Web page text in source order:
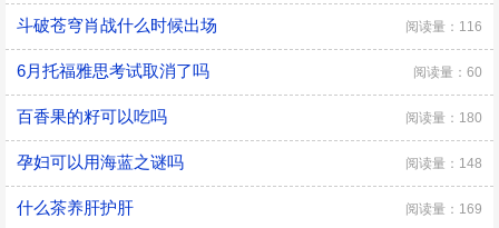
斗破苍穹肖战什么时候出场 阅读量：116
6月托福雅思考试取消了吗 阅读量：60
百香果的籽可以吃吗 阅读量：180
孕妇可以用海蓝之谜吗 阅读量：148
什么茶养肝护肝 阅读量：169